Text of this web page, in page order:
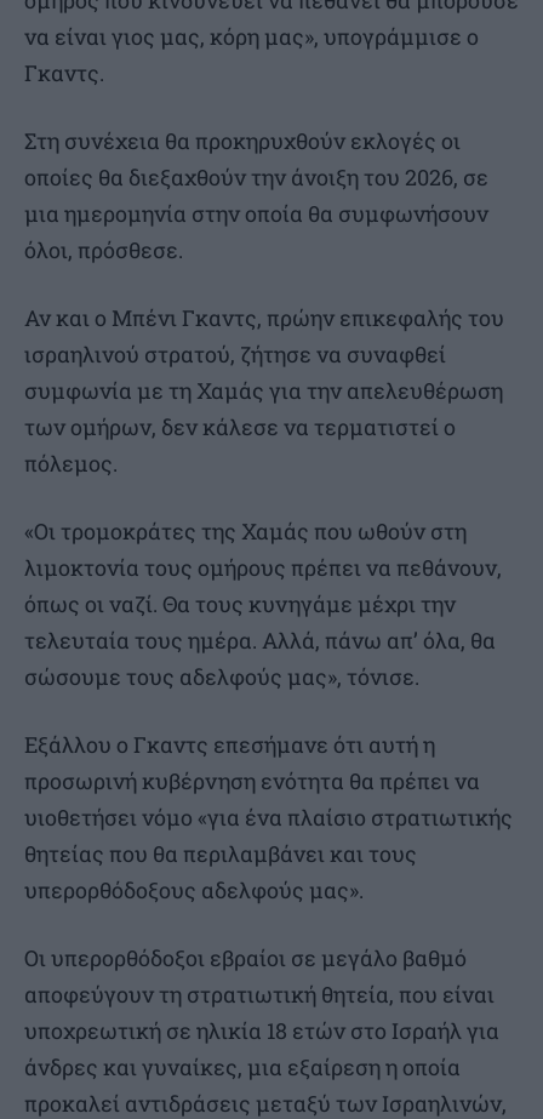
να είναι γιος μας, κόρη μας», υπογράμμισε ο
Γκαντς.
Στη συνέχεια θα προκηρυχθούν εκλογές οι
οποίες θα διεξαχθούν την άνοιξη του 2026, σε
μια ημερομηνία στην οποία θα συμφωνήσουν
όλοι, πρόσθεσε.
Αν και ο Μπένι Γκαντς, πρώην επικεφαλής του
ισραηλινού στρατού, ζήτησε να συναφθεί
συμφωνία με τη Χαμάς για την απελευθέρωση
των ομήρων, δεν κάλεσε να τερματιστεί ο
πόλεμος.
«Οι τρομοκράτες της Χαμάς που ωθούν στη
λιμοκτονία τους ομήρους πρέπει να πεθάνουν,
όπως οι ναζί. Θα τους κυνηγάμε μέχρι την
τελευταία τους ημέρα. Αλλά, πάνω απ’ όλα, θα
σώσουμε τους αδελφούς μας», τόνισε.
Εξάλλου ο Γκαντς επεσήμανε ότι αυτή η
προσωρινή κυβέρνηση ενότητα θα πρέπει να
υιοθετήσει νόμο «για ένα πλαίσιο στρατιωτικής
θητείας που θα περιλαμβάνει και τους
υπερορθόδοξους αδελφούς μας».
Οι υπερορθόδοξοι εβραίοι σε μεγάλο βαθμό
αποφεύγουν τη στρατιωτική θητεία, που είναι
υποχρεωτική σε ηλικία 18 ετών στο Ισραήλ για
άνδρες και γυναίκες, μια εξαίρεση η οποία
προκαλεί αντιδράσεις μεταξύ των Ισραηλινών,